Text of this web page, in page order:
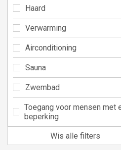
Haard
Verwarming
Airconditioning
Sauna
Zwembad
Toegang voor mensen met
beperking
Wis alle filters